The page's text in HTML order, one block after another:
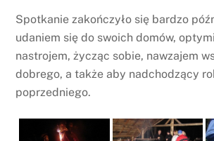
Spotkanie zakończyło się bardzo
udaniem się do swoich domów,
nastrojem, życząc sobie, nawzajem
dobrego, a także aby nadchodzący
poprzedniego.